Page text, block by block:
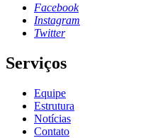
Facebook
Instagram
Twitter
Serviços
Equipe
Estrutura
Notícias
Contato